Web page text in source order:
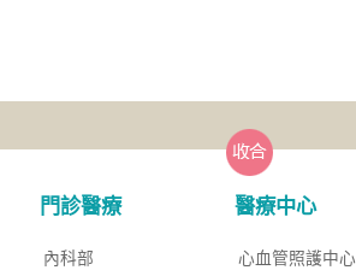
門診醫療
內科部
醫療中心
心血管照護中心